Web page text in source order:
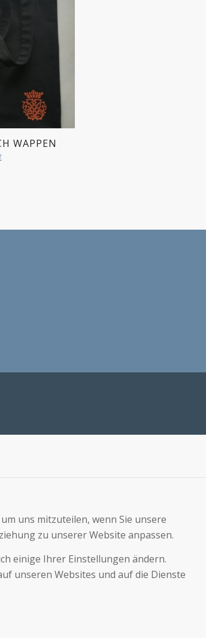
WAPPEN
uns mitzuteilen, wenn Sie unsere
zu unserer Website anpassen.
einige Ihrer Einstellungen ändern.
unseren Websites und auf die Dienste